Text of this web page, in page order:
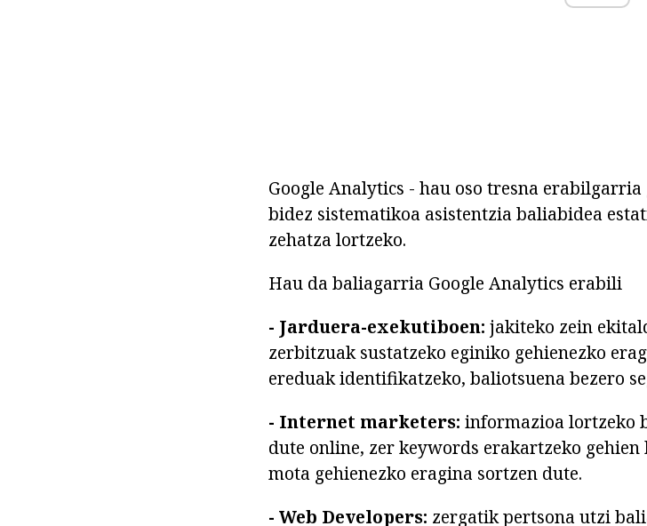
Google Analytics - hau oso tresna
bidez sistematikoa asistentzia baliabidea
zehatza lortzeko.
Hau da baliagarria Google Analytics erabili
- Jarduera-exekutiboen: jakiteko zein
zerbitzuak sustatzeko eginiko gehienezko
ereduak identifikatzeko, baliotsuena bezero
- Internet marketers: informazioa lortzeko
dute online, zer keywords erakartzeko
mota gehienezko eragina sortzen dute.
- Web Developers: zergatik pertsona utzi